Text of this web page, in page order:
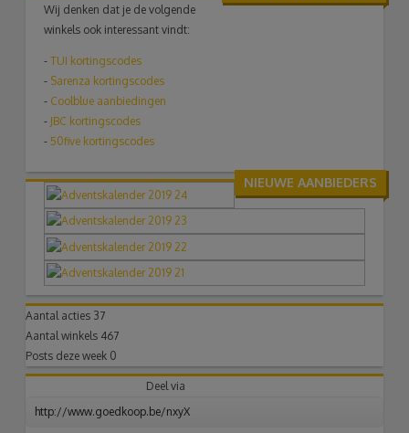
Wij denken dat je de volgende
winkels ook interessant vindt:
-TUI kortingscodes
- Sarenza kortingscodes
- Coolblue aanbiedingen
- JBC kortingscodes
-50five kortingscodes
NIEUWE AANBIEDERS
Aantal acties 37
Aantal winkels 467
Posts deze week 0
Deel via